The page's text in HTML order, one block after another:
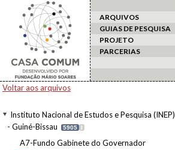
ARQUIVOS
GUIAS DE PESQUISA
PROJETO
PARCERIAS
Voltar aos arquivos
Instituto Nacional de Estudos e Pesquisa (INEP)
- Guiné-Bissau
5905 I
A7-Fundo Gabinete do Governador